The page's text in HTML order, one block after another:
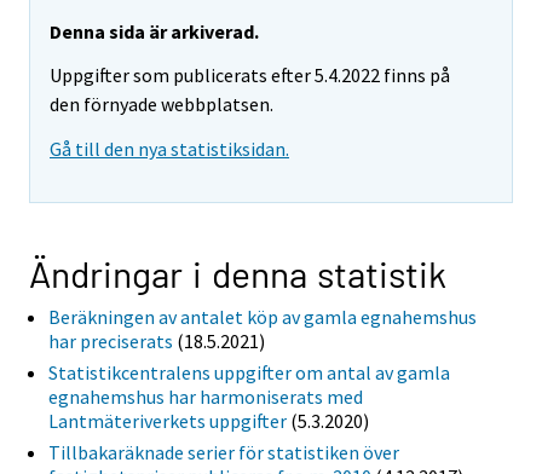
Denna sida är arkiverad.
Uppgifter som publicerats efter 5.4.2022 finns på
den förnyade webbplatsen.
Gå till den nya statistiksidan.
Ändringar i denna statistik
Beräkningen av antalet köp av gamla egnahemshus
har preciserats (18.5.2021)
Statistikcentralens uppgifter om antal av gamla
egnahemshus har harmoniserats med
Lantmäteriverkets uppgifter (5.3.2020)
Tillbakaräknade serier för statistiken över